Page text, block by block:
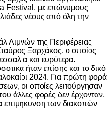
Festival, με επώνυμους
νέους από όλη την
Λιμνών της Περιφέρειας
Ξαρχάκος, ο οποίος
και ευρύτερα.
ήταν επίσης και το δικό
2024. Για πρώτη φορά
οι οποίες λειτούργησαν
άλλες φορές δεν έρχονταν,
επιμήκυνση των διακοπών